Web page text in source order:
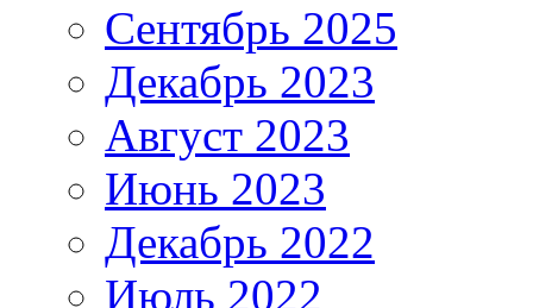
Сентябрь 2025
Декабрь 2023
Август 2023
Июнь 2023
Декабрь 2022
Июль 2022